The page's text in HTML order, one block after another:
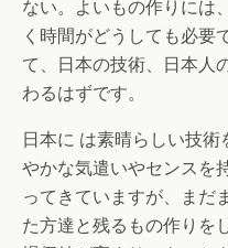
ない。よいもの作りには
く時間がどうしても必要
て、日本の技術、日本人
わるはずです。
日本に は素晴らしい技
やかな気遣いやセンスを
ってきていますが、まだ
た方達と残るもの作りを